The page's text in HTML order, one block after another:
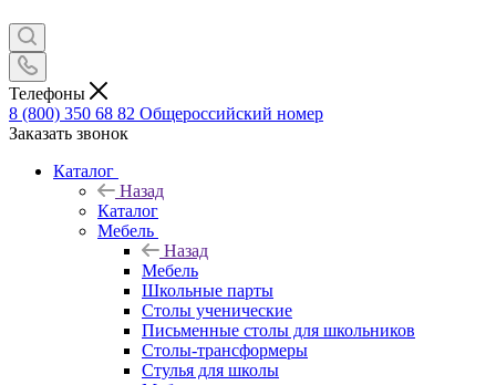
Телефоны
8 (800) 350 68 82 Общероссийский номер
Заказать звонок
Каталог
Назад
Каталог
Мебель
Назад
Мебель
Школьные парты
Столы ученические
Письменные столы для школьников
Столы-трансформеры
Стулья для школы